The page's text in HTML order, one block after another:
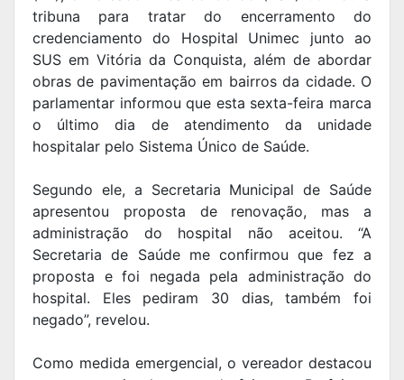
tribuna para tratar do encerramento do
credenciamento do Hospital Unimec junto ao
SUS em Vitória da Conquista, além de abordar
obras de pavimentação em bairros da cidade. O
parlamentar informou que esta sexta-feira marca
o último dia de atendimento da unidade
hospitalar pelo Sistema Único de Saúde.
Segundo ele, a Secretaria Municipal de Saúde
apresentou proposta de renovação, mas a
administração do hospital não aceitou. “A
Secretaria de Saúde me confirmou que fez a
proposta e foi negada pela administração do
hospital. Eles pediram 30 dias, também foi
negado”, revelou.
Como medida emergencial, o vereador destacou